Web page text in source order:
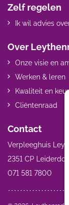
Zelf regelen
Ik wil advies
Over
Onze visie en
Werken & leren
Kwaliteit en
Cliëntenraad
Contact
Verpleeghuis
2351 CP Leiderdorp
071 581 7800